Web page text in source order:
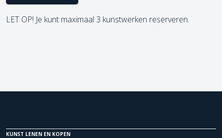
LET OP! Je kunt maximaal 3 kunstwerken reserveren.
KUNST LENEN EN KOPEN